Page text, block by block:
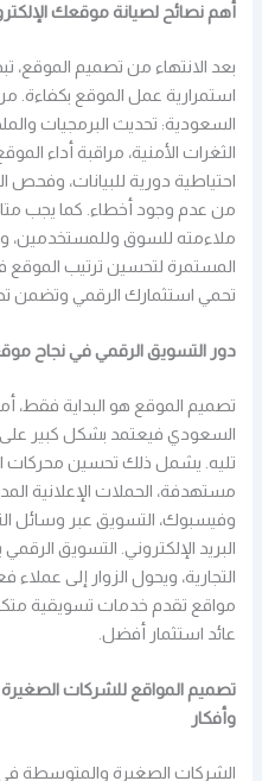
أهم نصائح لصيانة موقعك
بعد الانتهاء من تصميم الموقع،
استمرارية عمل الموقع بكفاءة.
السعودية: تحديث البرمجيات
الثغرات الأمنية، مراقبة أداء
احتياطية دورية للبيانات، وفحص
من عدم وجود أخطاء. كما يجب
ملاءمته للسوق وللمستخدمين،
المستمرة لتحسين ترتيب الموقع
تحمي استثمارك الرقمي وتضمن
دور التسويق الرقمي في نجاح
تصميم الموقع هو البداية فقط،
السعودي فيعتمد بشكل كبير على
مستهدفة، الحملات الإعلانية
وفيسبوك، التسويق عبر وسائل
البريد الإلكتروني. التسويق
التجارية، ويحول الزوار إلى
مواقع تقدم خدمات تسويقية
عائد استثمار أفضل.
تصميم المواقع للشركات
وأفكار
الشركات الصغيرة والمتوسطة